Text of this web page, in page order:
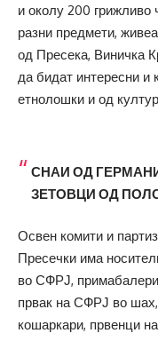
и околу 200 грижливо
разни предмети,
од Пресека, Виничка
да бидат интересни и
етнолошки и од
СНАИ ОД
ЗЕТОВЦИ ОД
Освен комити и
Пресечки има
во СФРЈ,
првак на СФРЈ во
кошаркари, првенци